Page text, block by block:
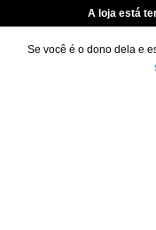
A loja está
Se você é o dono dela e